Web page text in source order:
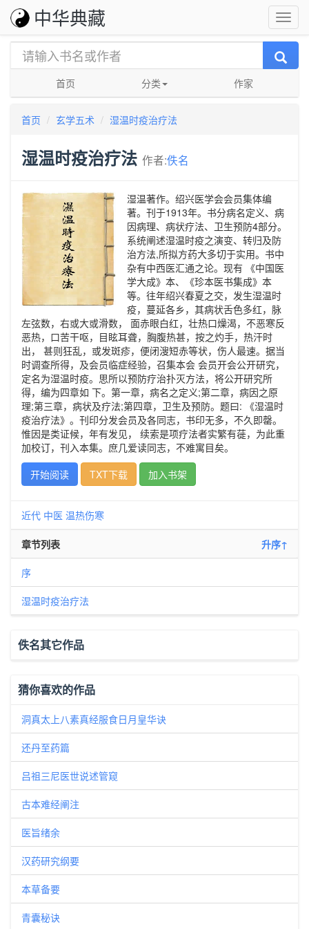
中华典藏
首页 分类 作家
首页 玄学五术 湿温时疫治疗法
湿温时疫治疗法 作者:佚名
湿温著作。绍兴医学会会员集体编
著。刊于1913年。书分病名定义、病
因病理、病状疗法、卫生预防4部分。
系统阐述湿温时疫之演变、转归及防
治方法,所拟方药大多切于实用。书中
杂有中西医汇通之论。现有 《中国医
学大成》本、《珍本医书集成》本
等。往年绍兴春夏之交，发生湿温时
疫，蔓延各乡，其病状舌色多红，脉
左弦数，右或大或滑数， 面赤眼白红，壮热口燥渴，不恶寒反
恶热，口苦干呕，目眩耳聋，胸腹热甚，按之灼手，热汗时
出， 甚则狂乱，或发斑疹，便闭溲短赤等状，伤人最速。据当
时调查所得，及会员临症经验，召集本会 会员开会公开研究，
定名为湿温时疫。思所以预防疗治扑灭方法，将公开研究所
得，编为四章如 下。第一章，病名之定义;第二章，病因之原
理;第三章，病状及疗法;第四章，卫生及预防。题曰: 《湿温时
疫治疗法》。刊印分发会员及各同志，书印无多，不久即罄。
惟因是类证候，年有发见， 续索是项疗法者实繁有蓰，为此重
加校订，刊入本集。庶几爱读同志，不难寓目矣。
开始阅读
TXT下载 加入书架
近代 中医 温热伤寒
章节列表 升序↑
序
湿温时疫治疗法
佚名其它作品
猜你喜欢的作品
洞真太上八素真经服食日月皇华诀
还丹至药篇
吕祖三尼医世说述管窥
古本难经阐注
医旨绪余
汉药研究纲要
本草备要
青囊秘诀